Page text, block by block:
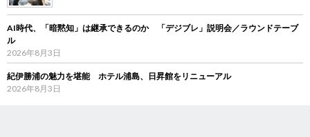
AI時代、「暗黙知」は継承できるのか 「デジブレ」説明会／ラウンドテーブ
ル
2026年8月3日
紀伊勝浦の魅力を堪能 ホテル浦島、日昇館をリニューアル
2026年8月3日